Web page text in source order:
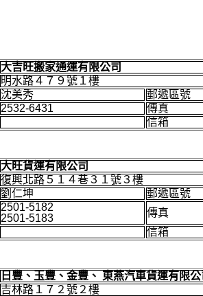
大吉旺搬家通運有限公司
明水路４７９號１樓
沈美秀
郵遞區號
2532-6431
傳真
信箱
大旺貨運有限公司
復興北路５１４巷３１號３樓
劉仁坤
郵遞區號
2501-5182
2501-5183
傳真
信箱
日豐、玉豐、金豐、 東燕汽車貨運有限
吉林路１７２號２樓